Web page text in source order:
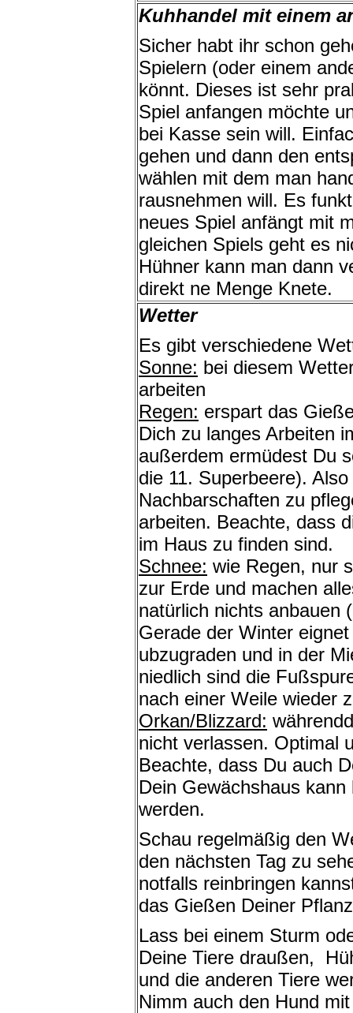
Kuhhandel mit einem
Sicher habt ihr schon
Spielern (oder einem
könnt. Dieses ist sehr
Spiel anfangen möchte
bei Kasse sein will.
gehen und dann den
wählen mit dem man
rausnehmen will. Es
neues Spiel anfängt mit
gleichen Spiels geht es
Hühner kann man dann
direkt ne Menge Knete.
Wetter
Es gibt verschiedene
Sonne: bei diesem
arbeiten
Regen: erspart das
Dich zu langes Arbeiten
außerdem ermüdest Du
die 11. Superbeere).
Nachbarschaften zu
arbeiten. Beachte, dass
im Haus zu finden sind.
Schnee: wie Regen, nur
zur Erde und machen
natürlich nichts anbauen
Gerade der Winter
ubzugraden und in der
niedlich sind die
nach einer Weile wieder
Orkan/Blizzard:
nicht verlassen. Optimal
Beachte, dass Du auch
Dein Gewächshaus
werden.
Schau regelmäßig den
den nächsten Tag zu
notfalls reinbringen
das Gießen Deiner
Lass bei einem Sturm
Deine Tiere draußen,
und die anderen Tiere
Nimm auch den Hund